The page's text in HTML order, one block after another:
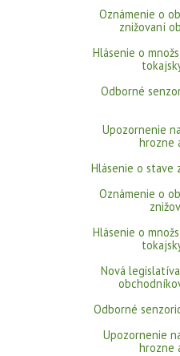
Oznámenie o
znižovaní
Hlásenie o
Odborné
Upozornenie
hrozne
Hlásenie o stave
Oznámenie o
Hlásenie o
Nová
Odborné
Upozornenie
hrozne